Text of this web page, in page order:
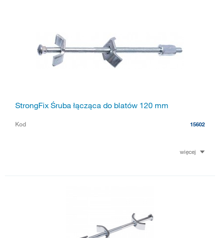
StrongFix Śruba łącząca do blatów 120 mm
Kod 15602
więcej